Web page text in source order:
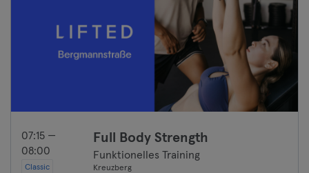
07:15 —
08:00
Classic
Full Body Strength
Funktionelles Training
Kreuzberg